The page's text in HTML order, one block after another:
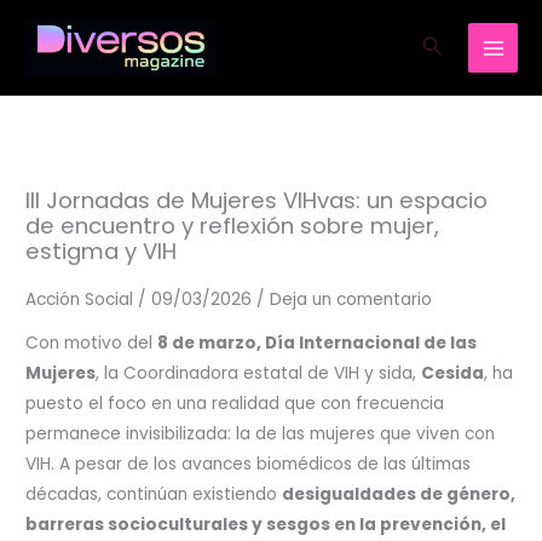
Buscar
III Jornadas de Mujeres VIHvas: un espacio
de encuentro y reflexión sobre mujer,
estigma y VIH
Acción Social /09/03/2026 /Deja un comentario
Con motivo del 8 de marzo, Día Internacional de las
Mujeres, la Coordinadora estatal de VIH y sida, Cesida, ha
puesto el foco en una realidad que con frecuencia
permanece invisibilizada: la de las mujeres que viven con
VIH. A pesar de los avances biomédicos de las últimas
décadas, continúan existiendo desigualdades de género,
barreras socioculturales y sesgos en la prevención, el